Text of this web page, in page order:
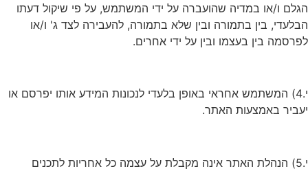
הגלם ו/או במדיה שהועברה על ידי המשתמש, על פי שיקול דעתו
הבלעדי, בין בתמורה ובין שלא בתמורה, להעבירה לצד ג' ו/או
לפרסמה בין בעצמו ובין על ידי אחרים.
י.4) המשתמש אחראי באופן בלעדי לנכונות המידע אותו יפרסם או
יעביר באמצעות האתר.
י.5) הנהלת האתר אינה מקבלת על עצמה כל אחריות לתכנים